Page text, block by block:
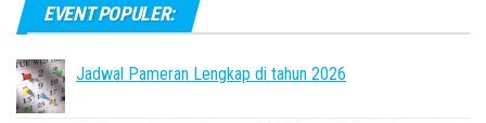
EVENT POPULER:
Jadwal Pameran Lengkap di tahun 2026